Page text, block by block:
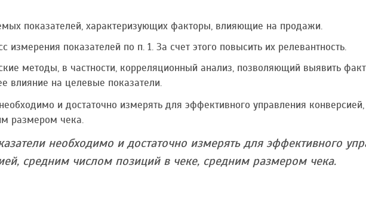
показателей, характеризующих факторы, влияющие на продажи.
измерения показателей по п. 1. За счет этого повысить их релевантность.
методы, в частности, корреляционный анализ, позволяющий выявить
влияние на целевые показатели.
и достаточно измерять для эффективного управления
размером чека.
необходимо и достаточно измерять для эффективного
средним числом позиций в чеке, средним размером чека.